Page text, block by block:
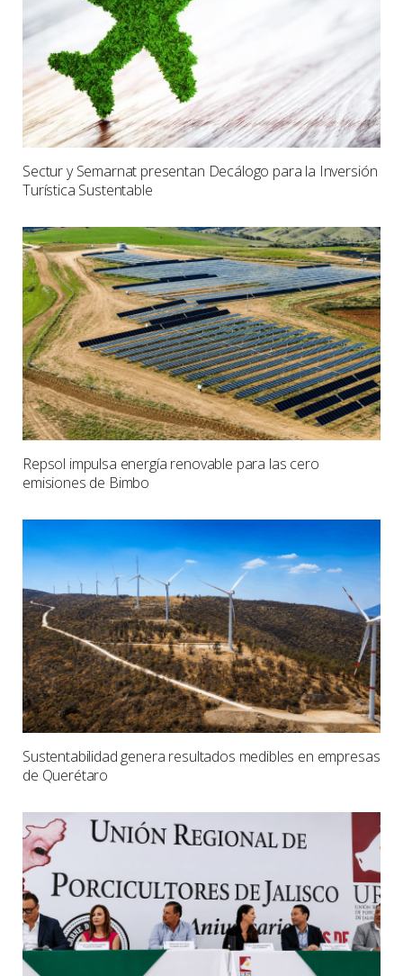
Sectur y Semarnat presentan Decálogo para la Inversión
Turística Sustentable
Repsol impulsa energía renovable para las cero
emisiones de Bimbo
Sustentabilidad genera resultados medibles en empresas
de Querétaro